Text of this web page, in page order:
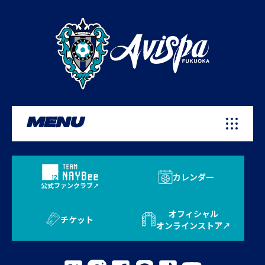
MENU
公式ファンクラブ
カレンダー
チケット
オフィシャル
オンラインストア